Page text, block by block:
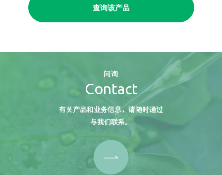
查询该产品
问询
Contact
有关产品和业务信息，请随时通过
与我们联系。